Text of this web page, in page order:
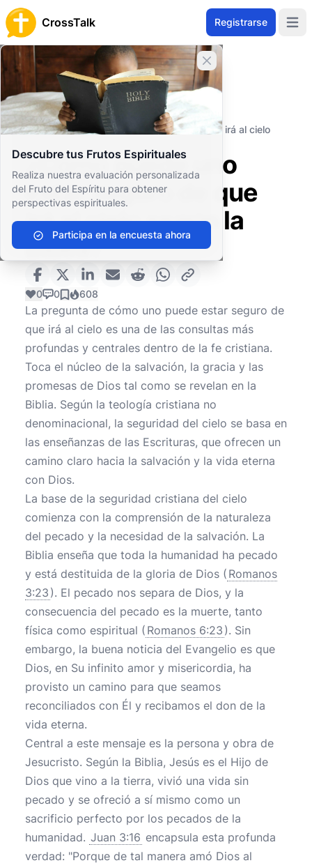
CrossTalk Registrarse
Cerrar banner
Descubre tus Frutos Espirituales
Realiza nuestra evaluación personalizada
del Fruto del Espíritu para obtener
perspectivas espirituales.
Participa en la encuesta ahora
Inicio
Archivo de Preguntas
Conceptos Teológicos
Escatología
¿Cómo puede uno estar seguro de que irá al cielo
¿Cómo puede uno
estar seguro de que
irá al cielo según la
Biblia?
0 0 608
La pregunta de cómo uno puede estar seguro de
que irá al cielo es una de las consultas más
profundas y centrales dentro de la fe cristiana.
Toca el núcleo de la salvación, la gracia y las
promesas de Dios tal como se revelan en la
Biblia. Según la teología cristiana no
denominacional, la seguridad del cielo se basa en
las enseñanzas de las Escrituras, que ofrecen un
camino claro hacia la salvación y la vida eterna
con Dios.
La base de la seguridad cristiana del cielo
comienza con la comprensión de la naturaleza
del pecado y la necesidad de la salvación. La
Biblia enseña que toda la humanidad ha pecado
y está destituida de la gloria de Dios ( Romanos
3:23 ). El pecado nos separa de Dios, y la
consecuencia del pecado es la muerte, tanto
física como espiritual ( Romanos 6:23 ). Sin
embargo, la buena noticia del Evangelio es que
Dios, en Su infinito amor y misericordia, ha
provisto un camino para que seamos
reconciliados con Él y recibamos el don de la
vida eterna.
Central a este mensaje es la persona y obra de
Jesucristo. Según la Biblia, Jesús es el Hijo de
Dios que vino a la tierra, vivió una vida sin
pecado y se ofreció a sí mismo como un
sacrificio perfecto por los pecados de la
humanidad. Juan 3:16 encapsula esta profunda
verdad: "Porque de tal manera amó Dios al